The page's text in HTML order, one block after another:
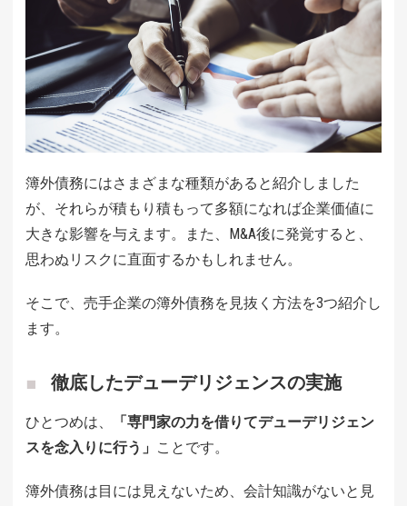
簿外債務にはさまざまな種類があると紹介しました
が、それらが積もり積もって多額になれば企業価値に
大きな影響を与えます。また、M&A後に発覚すると、
思わぬリスクに直面するかもしれません。
そこで、売手企業の簿外債務を見抜く方法を3つ紹介し
ます。
徹底したデューデリジェンスの実施
ひとつめは、
「専門家の力を借りてデューデリジェン
スを念入りに行う」 ことです。
簿外債務は目には見えないため、会計知識がないと見